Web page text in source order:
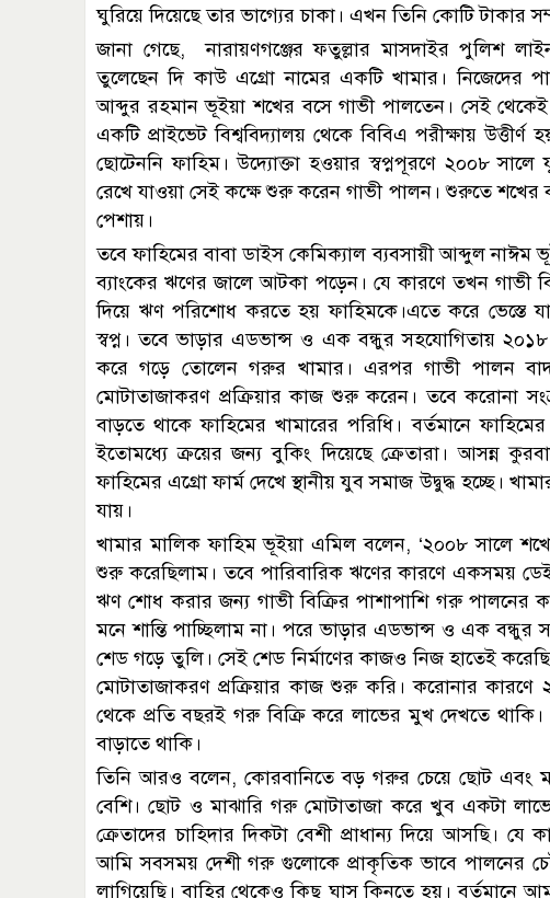
ঘুরিয়ে দিয়েছে তার ভাগ্যের চাকা। এখন তিনি কোটি টাকার
জানা গেছে, নারায়ণগঞ্জের ফতুল্লার মাসদাইর পুলিশ
তুলেছেন দি কাউ এগ্রো নামের একটি খামার। নিজেদের
আব্দুর রহমান ভূইয়া শখের বসে গাভী পালতেন। সেই
একটি প্রাইভেট বিশ্ববিদ্যালয় থেকে বিবিএ পরীক্ষায়
ছোটেননি ফাহিম। উদ্যোক্তা হওয়ার স্বপ্নপূরণে ২০০৮
রেখে যাওয়া সেই কক্ষে শুরু করেন গাভী পালন। শুরুতে
পেশায়।
তবে ফাহিমের বাবা ডাইস কেমিক্যাল ব্যবসায়ী আব্দুল নাঈম
ব্যাংকের ঋণের জালে আটকা পড়েন। যে কারণে তখন গাভী
দিয়ে ঋণ পরিশোধ করতে হয় ফাহিমকে।এতে করে ভেস্তে
স্বপ্ন। তবে ভাড়ার এডভান্স ও এক বন্ধুর সহযোগিতায় ২০১৮
করে গড়ে তোলেন গরুর খামার। এরপর গাভী পালন
মোটাতাজাকরণ প্রক্রিয়ার কাজ শুরু করেন। তবে করোনা
বাড়তে থাকে ফাহিমের খামারের পরিধি। বর্তমানে
ইতোমধ্যে ক্রয়ের জন্য বুকিং দিয়েছে ক্রেতারা। আসন্ন
ফাহিমের এগ্রো ফার্ম দেখে স্থানীয় যুব সমাজ উদ্বুদ্ধ হচ্ছে।
যায়।
খামার মালিক ফাহিম ভূইয়া এমিল বলেন, ‘২০০৮ সালে
শুরু করেছিলাম। তবে পারিবারিক ঋণের কারণে একসময়
ঋণ শোধ করার জন্য গাভী বিক্রির পাশাপাশি গরু পালনের
মনে শান্তি পাচ্ছিলাম না। পরে ভাড়ার এডভান্স ও এক
শেড গড়ে তুলি। সেই শেড নির্মাণের কাজও নিজ হাতেই
মোটাতাজাকরণ প্রক্রিয়ার কাজ শুরু করি। করোনার
থেকে প্রতি বছরই গরু বিক্রি করে লাভের মুখ দেখতে
বাড়াতে থাকি।
তিনি আরও বলেন, কোরবানিতে বড় গরুর চেয়ে ছোট এবং
বেশি। ছোট ও মাঝারি গরু মোটাতাজা করে খুব একটা
ক্রেতাদের চাহিদার দিকটা বেশী প্রাধান্য দিয়ে আসছি। যে
আমি সবসময় দেশী গরু গুলোকে প্রাকৃতিক ভাবে পালনের
লাগিয়েছি। বাহির থেকেও কিছু ঘাস কিনতে হয়। বর্তমানে